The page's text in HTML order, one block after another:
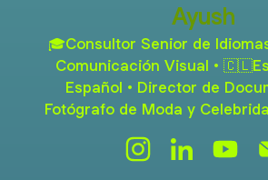
Ayush
🎓Consultor Senior de
Comunicación Visual •
Español • Director de
Fotógrafo de Moda y